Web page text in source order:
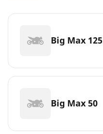
Big Max 125
Big Max 50